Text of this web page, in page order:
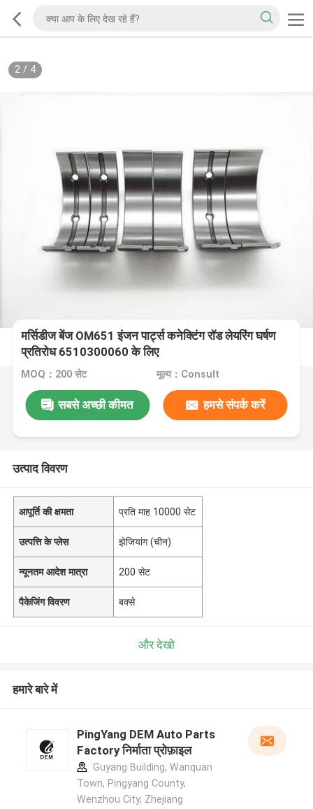
2/ 4
मर्सिडीज बेंज OM651 इंजन पार्ट्स कनेक्टिंग रॉड लेयरिंग घर्षण
प्रतिरोध 6510300060 के लिए
MOQ：200 सेट मूल्य：Consult
सबसे अच्छी कीमत हमसे संपर्क करें
उत्पाद विवरण
आपूर्ति की क्षमता प्रति माह 10000 सेट
उत्पत्ति के प्लेस झेजियांग (चीन)
न्यूनतम आदेश मात्रा 200 सेट
पैकेजिंग विवरण बक्से
और देखो
हमारे बारे में
PingYang DEM Auto Parts
Factory निर्माता प्रोफ़ाइल
Guyang Building, Wanquan
Town, Pingyang County,
Wenzhou City, Zhejiang